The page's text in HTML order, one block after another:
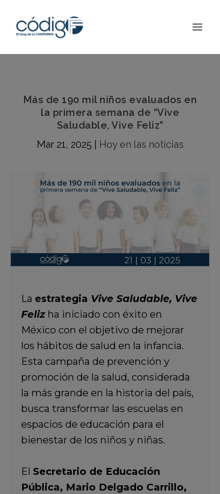
Más de 190 mil niños evaluados en
la primera semana de “Vive
Saludable, Vive Feliz”
Mar 21, 2025
Hoy en las noticias
La estrategia Vive Saludable, Vive
Felizha iniciado con éxito en
México con el objetivo de mejorar
los hábitos de salud en la infancia.
Esta campaña de prevención y
promoción de la salud, considerada
la más grande en la historia del país,
busca transformar las escuelas en
espacios de educación para el
bienestar de los niños y niñas.
El Secretario de Educación
Pública, Mario Delgado Carrillo,